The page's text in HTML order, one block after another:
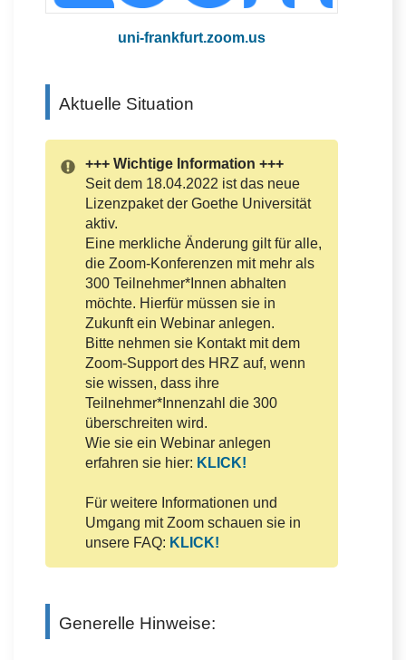
uni-frankfurt.zoom.us
Aktuelle Situation
+++ Wichtige Information +++
Seit dem 18.04.2022 ist das neue
Lizenzpaket der Goethe Universität
aktiv.
Eine merkliche Änderung gilt für alle,
die Zoom-Konferenzen mit mehr als
300 Teilnehmer*Innen abhalten
möchte. Hierfür müssen sie in
Zukunft ein Webinar anlegen.
Bitte nehmen sie Kontakt mit dem
Zoom-Support des HRZ auf, wenn
sie wissen, dass ihre
Teilnehmer*Innenzahl die 300
überschreiten wird.
Wie sie ein Webinar anlegen
erfahren sie hier: KLICK!
Für weitere Informationen und
Umgang mit Zoom schauen sie in
unsere FAQ: KLICK!
Generelle Hinweise: